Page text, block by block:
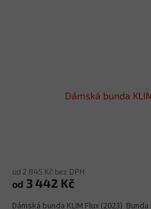
Dámská bunda
od 2 845 Kč bez DPH
od 3 442 Kč
Dámská bunda KLIM Flux (2023)